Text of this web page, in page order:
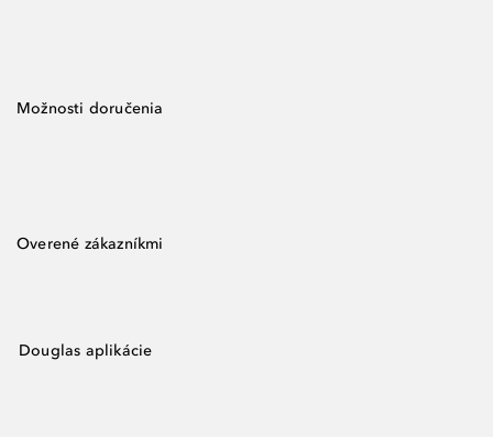
Možnosti doručenia
Overené zákazníkmi
Douglas aplikácie